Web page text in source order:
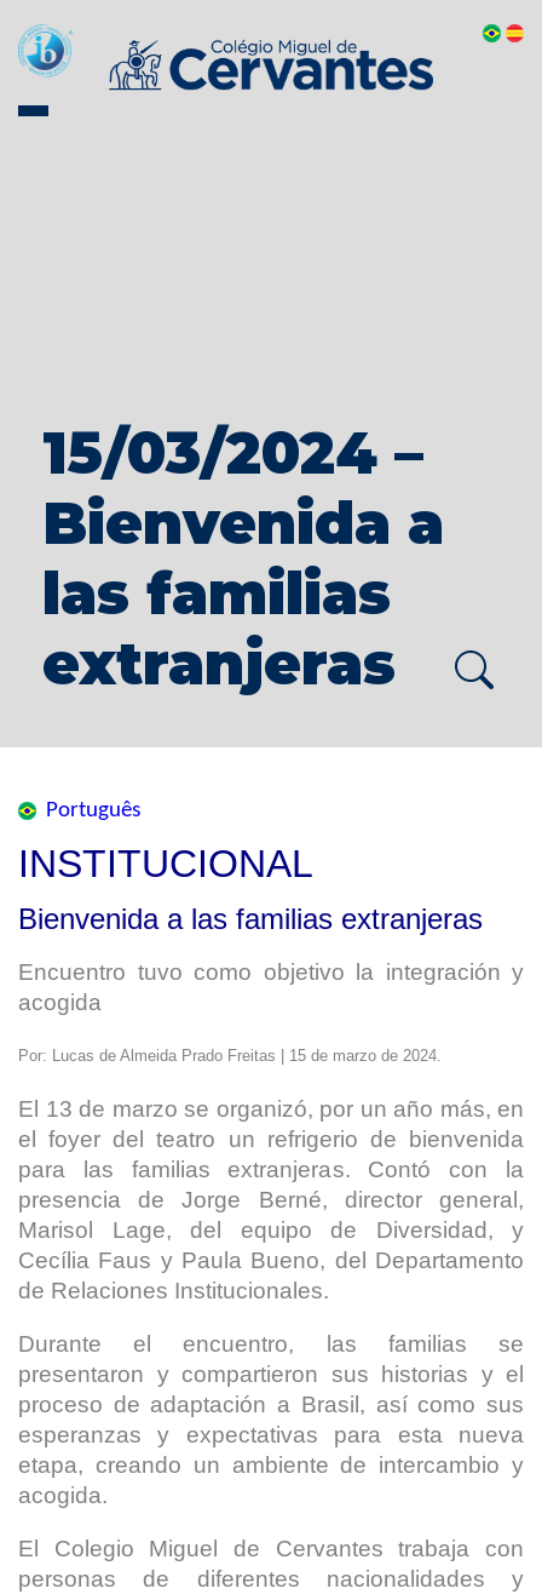
15/03/2024 –
Bienvenida a
las familias
extranjeras
Português
INSTITUCIONAL
Bienvenida a las familias extranjeras
Encuentro tuvo como objetivo la integración y
acogida
Por: Lucas de Almeida Prado Freitas | 15 de marzo de 2024.
El 13 de marzo se organizó, por un año más, en
el foyer del teatro un refrigerio de bienvenida
para las familias extranjeras. Contó con la
presencia de Jorge Berné, director general,
Marisol Lage, del equipo de Diversidad, y
Cecília Faus y Paula Bueno, del Departamento
de Relaciones Institucionales.
Durante el encuentro, las familias se
presentaron y compartieron sus historias y el
proceso de adaptación a Brasil, así como sus
esperanzas y expectativas para esta nueva
etapa, creando un ambiente de intercambio y
acogida.
El Colegio Miguel de Cervantes trabaja con
personas de diferentes nacionalidades y